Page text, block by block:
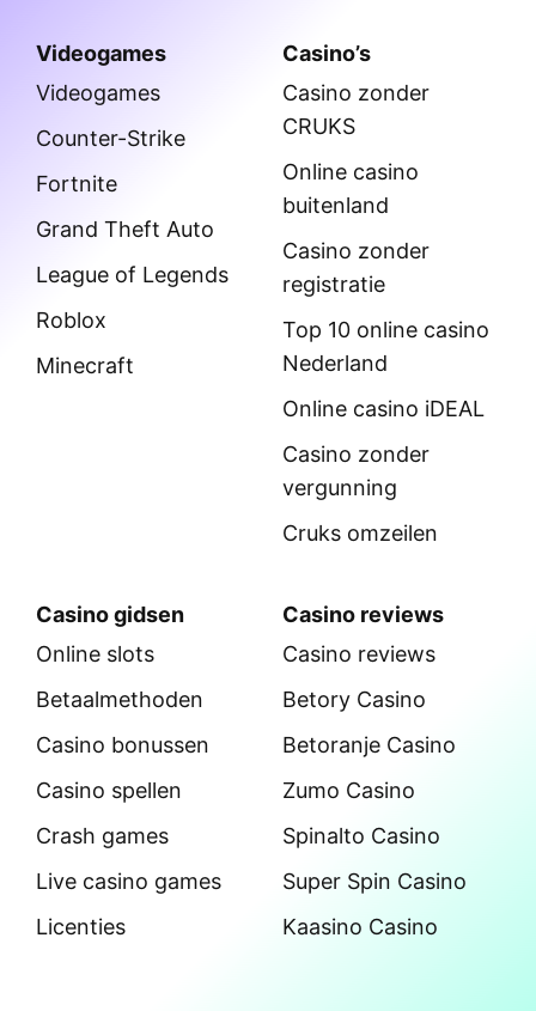
Videogames
Videogames
Counter-Strike
Fortnite
Grand Theft Auto
League of Legends
Roblox
Minecraft
Casino’s
Casino zonder
CRUKS
Online casino
buitenland
Casino zonder
registratie
Top 10 online casino
Nederland
Online casino iDEAL
Casino zonder
vergunning
Cruks omzeilen
Casino gidsen
Online slots
Betaalmethoden
Casino bonussen
Casino spellen
Crash games
Live casino games
Licenties
Casino reviews
Casino reviews
Betory Casino
Betoranje Casino
Zumo Casino
Spinalto Casino
Super Spin Casino
Kaasino Casino